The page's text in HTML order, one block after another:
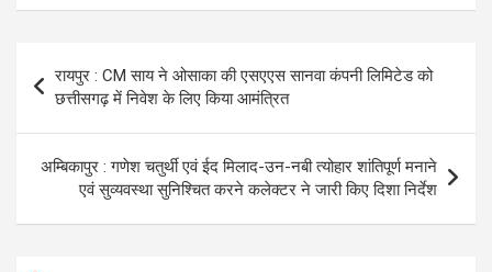
ce
o
o
k
se
n
g
er
at
s
A
p
p
e
a
m
ail py
Li
n
k
ar
e
navigation
रायपुर : CM साय ने ओसाका की एसएएस सानवा कंपनी लिमिटेड को
छत्तीसगढ़ में निवेश के लिए किया आमंत्रित
अम्बिकापुर : गणेश चतुर्थी एवं ईद मिलाद-उन-नबी त्योहार शांतिपूर्ण मनाने
एवं सुव्यवस्था सुनिश्चित करने कलेक्टर ने जारी किए दिशा निर्देश